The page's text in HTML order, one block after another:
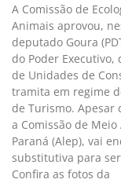
A Comissão de
Animais aprovou,
deputado Goura
do Poder
de Unidades de
tramita em regime
de Turismo. Apesar
a Comissão de
Paraná (Alep), vai
substitutiva para
Confira as fotos da